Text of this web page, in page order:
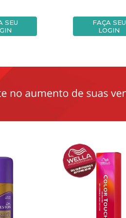
SEU
FAÇA SEU
LOGIN